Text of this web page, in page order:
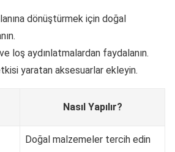
dönüştürmek için doğal
loş aydınlatmalardan faydalanın.
yaratan aksesuarlar ekleyin.
Nasıl Yapılır?
Doğal malzemeler tercih edin